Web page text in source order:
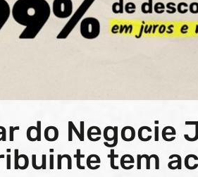
do Negocie
tem